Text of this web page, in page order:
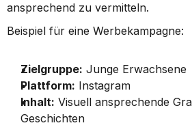
ansprechend zu vermitteln.
Beispiel für eine Werbekampagne:
Zielgruppe: Junge Erwachsene
Plattform: Instagram
Inhalt: Visuell ansprechende
Geschichten